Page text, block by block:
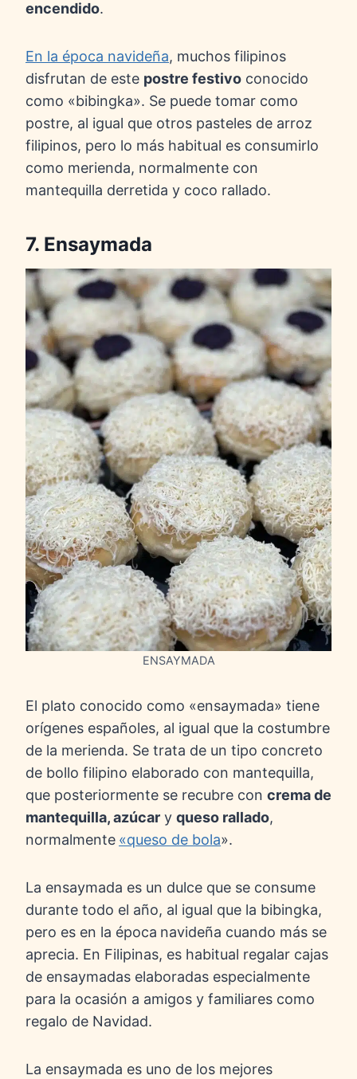
encendido.
En la época navideña, muchos filipinos
disfrutan de este postre festivo conocido
como «bibingka». Se puede tomar como
postre, al igual que otros pasteles de arroz
filipinos, pero lo más habitual es consumirlo
como merienda, normalmente con
mantequilla derretida y coco rallado.
7. Ensaymada
ENSAYMADA
El plato conocido como «ensaymada» tiene
orígenes españoles, al igual que la costumbre
de la merienda. Se trata de un tipo concreto
de bollo filipino elaborado con mantequilla,
que posteriormente se recubre con crema de
mantequilla, azúcar y queso rallado,
normalmente «queso de bola».
La ensaymada es un dulce que se consume
durante todo el año, al igual que la bibingka,
pero es en la época navideña cuando más se
aprecia. En Filipinas, es habitual regalar cajas
de ensaymadas elaboradas especialmente
para la ocasión a amigos y familiares como
regalo de Navidad.
La ensaymada es uno de los mejores